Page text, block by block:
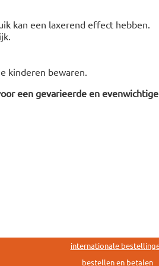
kan een laxerend effect hebben.
kinderen bewaren.
een gevarieerde en evenwichtige
internationale
bestellen en betalen